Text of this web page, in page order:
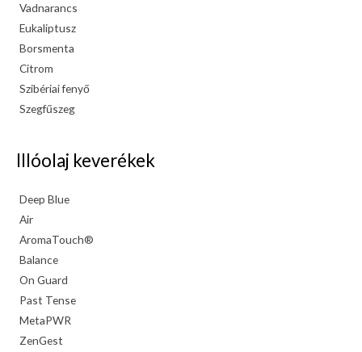
Vadnarancs
Eukaliptusz
Borsmenta
Citrom
Szibériai fenyő
Szegfűszeg
Illóolaj keverékek
Deep Blue
Air
AromaTouch®
Balance
On Guard
Past Tense
MetaPWR
ZenGest